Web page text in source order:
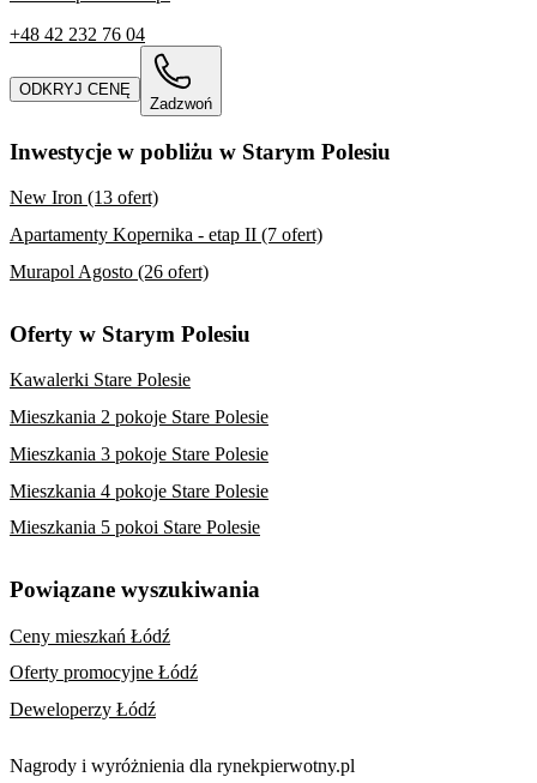
+48 42 232 76 04
ODKRYJ CENĘ
Zadzwoń
Inwestycje w pobliżu w Starym Polesiu
New Iron (13 ofert)
Apartamenty Kopernika - etap II (7 ofert)
Murapol Agosto (26 ofert)
Oferty w Starym Polesiu
Kawalerki Stare Polesie
Mieszkania 2 pokoje Stare Polesie
Mieszkania 3 pokoje Stare Polesie
Mieszkania 4 pokoje Stare Polesie
Mieszkania 5 pokoi Stare Polesie
Powiązane wyszukiwania
Ceny mieszkań Łódź
Oferty promocyjne Łódź
Deweloperzy Łódź
Nagrody i wyróżnienia dla rynekpierwotny.pl